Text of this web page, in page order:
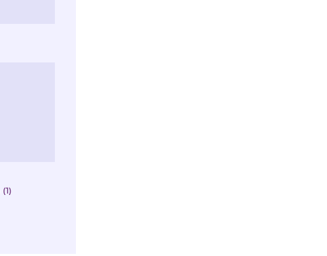
(1)